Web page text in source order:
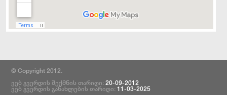
© Copyright 2012.
ვებ გვერდის შექმნის თარიღი:20-09-2012
ვებ გვერდის განახლების თარიღი:11-03-2025